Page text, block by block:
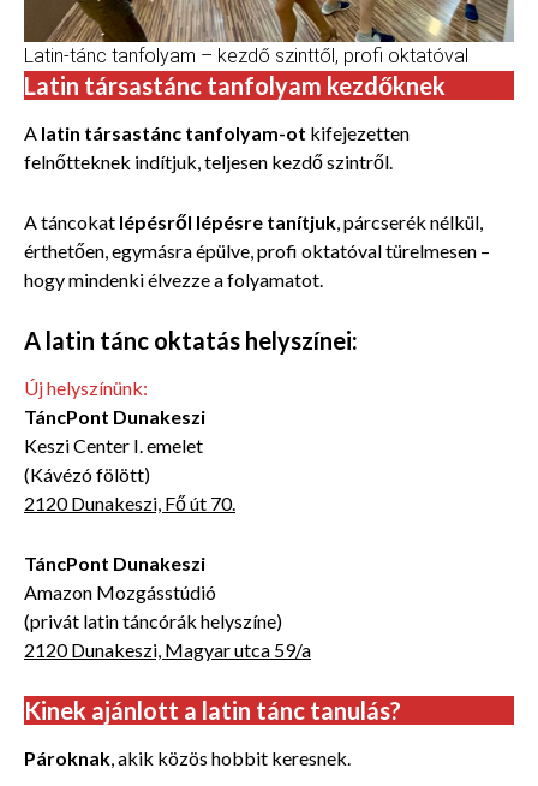
Latin-tánc tanfolyam – kezdő szinttől, profi oktatóval
Latin társastánc tanfolyam kezdőknek
A latin társastánc tanfolyam-ot kifejezetten
felnőtteknek indítjuk, teljesen kezdő szintről.
A táncokat lépésről lépésre tanítjuk, párcserék nélkül,
érthetően, egymásra épülve, profi oktatóval türelmesen –
hogy mindenki élvezze a folyamatot.
A latin tánc oktatás helyszínei:
Új helyszínünk:
TáncPont Dunakeszi
Keszi Center I. emelet
(Kávézó fölött)
2120 Dunakeszi, Fő út 70.
TáncPont Dunakeszi
Amazon Mozgásstúdió
(privát latin táncórák helyszíne)
2120 Dunakeszi, Magyar utca 59/a
Kinek ajánlott a latin tánc tanulás?
Pároknak, akik közös hobbit keresnek.